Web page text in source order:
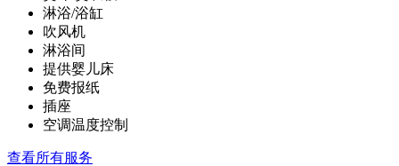
淋浴/浴缸
吹风机
淋浴间
提供婴儿床
免费报纸
插座
空调温度控制
查看所有服务